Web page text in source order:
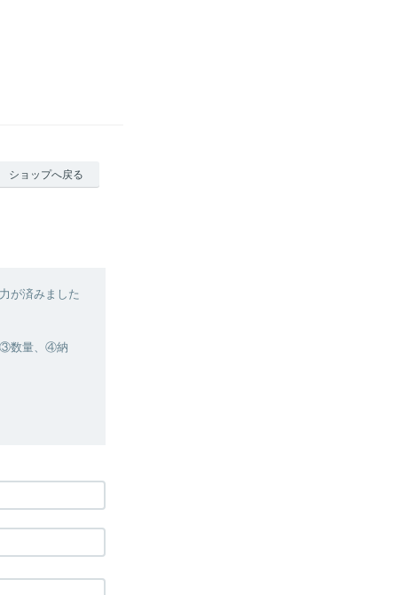
ショップへ戻る
が済みました
③数量、④納